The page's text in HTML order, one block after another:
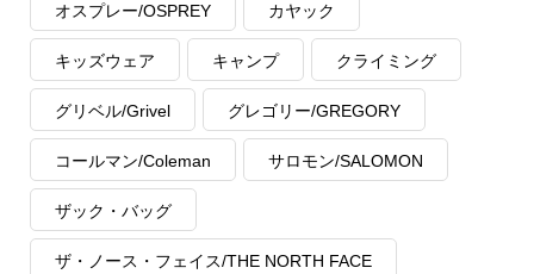
オスプレー/OSPREY カヤック
キッズウェア キャンプ クライミング
グリベル/Grivel グレゴリー/GREGORY
コールマン/Coleman サロモン/SALOMON
ザック・バッグ
ザ・ノース・フェイス/THE NORTH FACE